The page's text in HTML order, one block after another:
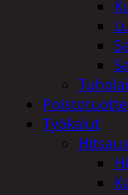
Työkalut
Hitsaus